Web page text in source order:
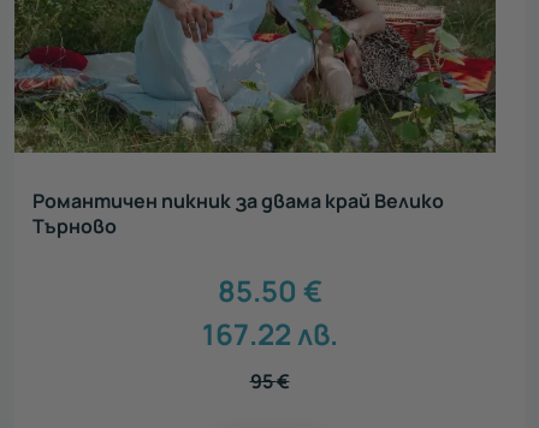
Романтичен пикник за двама край Велико
Търново
85.50 €
167.22лв.
95€